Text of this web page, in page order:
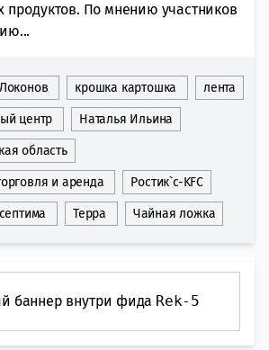
продуктов. По мнению участников
крошка картошка лента
центр Наталья Ильина
область
и аренда Ростик`с-KFC
септима Терра Чайная ложка
баннер внутри фида Rek-5